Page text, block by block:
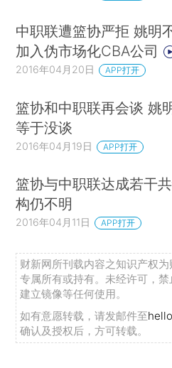
中职联遭篮协严拒 姚明
加入伪市场化CBA公司
2016年04月20日 APP打开
篮协和中职联再会谈 姚
等于没谈
2016年04月19日 APP打开
篮协与中职联达成若干
构仍不明
2016年04月11日 APP打开
财新网所刊载内容之知识产权
专属所有或持有。未经许可，
建立镜像等任何使用。
如有意愿转载，请发邮件至
确认及授权后，方可转载。